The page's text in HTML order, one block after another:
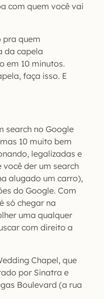
com quem você vai
pra quem
da capela
em 10 minutos.
faça isso. E
search no Google
10 muito bem
legalizadas e
der um search
alugado um carro),
do Google. Com
só chegar na
uma qualquer
com direito a
Chapel, que
por Sinatra e
Boulevard (a rua